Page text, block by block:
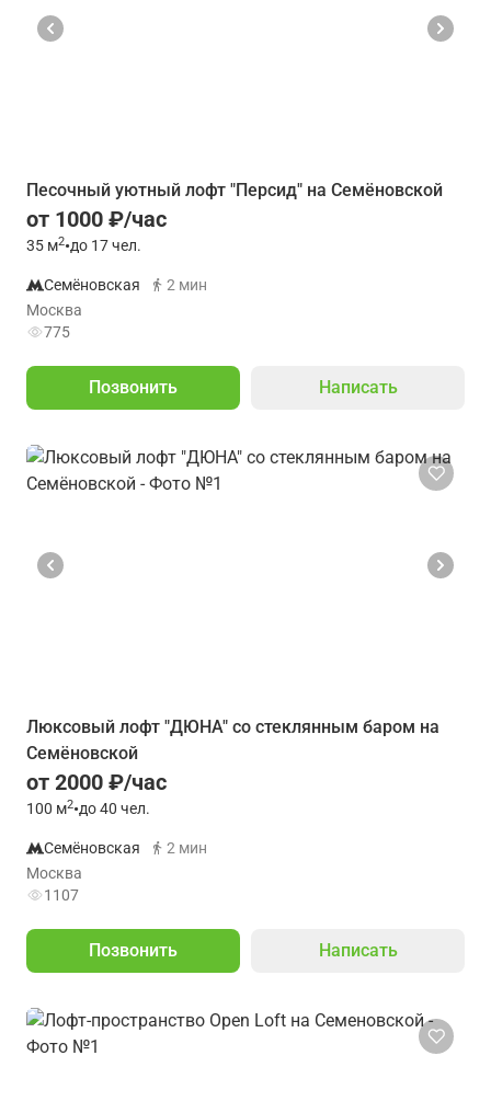
Песочный уютный лофт "Персид" на Семёновской
от 1000 ₽/час
35 м2•до 17 чел.
Семёновская
2 мин
Москва
775
Позвонить Написать
Люксовый лофт "ДЮНА" со стеклянным баром на
Семёновской
от 2000 ₽/час
100 м2•до 40 чел.
Семёновская
2 мин
Москва
1107
Позвонить Написать